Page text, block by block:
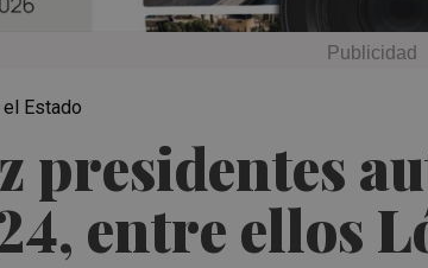
presidentes
entre ellos
Estado